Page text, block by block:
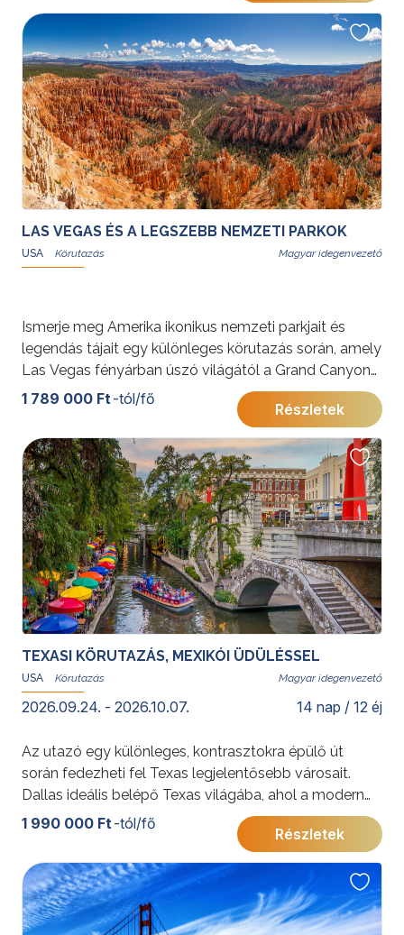
az út az amerikai természet és városi élet legjavát
kínálja.
További érdekességekért az Amerikai Egyesült
Államokról kattintson ide.
LAS VEGAS ÉS A LEGSZEBB NEMZETI PARKOK
USA Magyar idegenvezető
Ismerje meg Amerika ikonikus nemzeti parkjait és
legendás tájait egy különleges körutazás során, amely
Las Vegas fényárban úszó világától a Grand Canyon
fenséges mélységéig vezet. A Monument Valley
vörös sziklái, a Bryce Canyon tündérkéményei és a
Zion lenyűgöző szurdokai egy életre szóló élményt
ígérnek.
További érdekességekért az Amerikai Egyesült
Államokról kattintson ide.
1 789 000 Ft -tól/fő
Részletek
TEXASI KÖRUTAZÁS, MEXIKÓI ÜDÜLÉSSEL
USA Magyar idegenvezető
2026.09.24. - 2026.10.07. 14 nap / 12 éj
Az utazó egy különleges, kontrasztokra épülő út
során fedezheti fel Texas legjelentősebb városait.
Dallas ideális belépő Texas világába, ahol a modern
nagyvárosi élet és a hagyományos cowboy-kultúra
találkozik. Az aktív programokkal töltött napokat
követően a Baja California félsziget egyik
legismertebb üdülőhelyén pihenhetnek az utazók.
Cabo San Lucas lenyűgöző természeti adottságai,
aranyszínű strandjai és kristálytiszta vizei ideális
1 990 000 Ft -tól/fő
Részletek